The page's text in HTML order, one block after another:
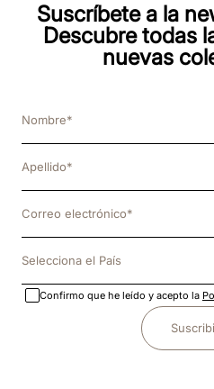
Suscríbete a la
Descubre todas
nuevas
Selecciona el País
Confirmo que he leído y acepto la